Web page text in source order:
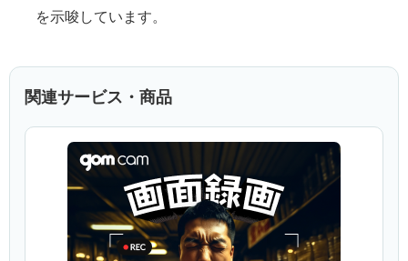
を示唆しています。
関連サービス・商品